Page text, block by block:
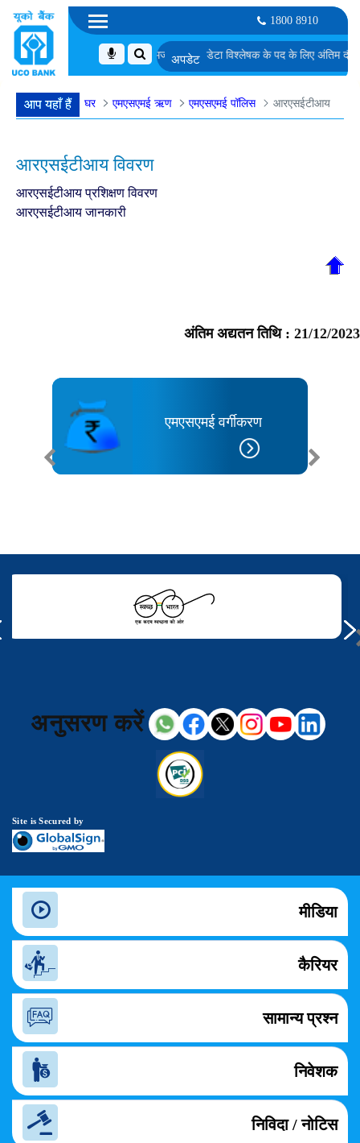
1800 8910
चुने गए उम्मीदवारों की सूची एमएमजीएस-II में डेटा विश्लेषक के पद के लिए अंतिम दौर के
आप यहाँ हैं घर एमएसएमई ऋण एमएसएमई पॉलिस आरएसईटीआय
आरएसईटीआय विवरण
आरएसईटीआय प्रशिक्षण विवरण
आरएसईटीआय जानकारी
अंतिम अद्यतन तिथि : 21/12/2023
एमएसएमई वर्गीकरण
अनुसरण करें
Site is Secured by
मीडिया
कैरियर
सामान्य प्रश्न
निवेशक
निविदा / नोटिस